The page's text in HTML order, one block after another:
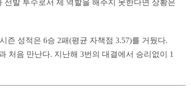
발 투수로서 제 역할을 해주지 못한다면 상황은
즌 성적은 6승 2패(평균 자책점 3.57)를 거뒀다.
처음 만난다. 지난해 3번의 대결에서 승리없이 1